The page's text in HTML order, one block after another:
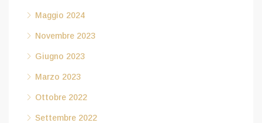
Maggio 2024
Novembre 2023
Giugno 2023
Marzo 2023
Ottobre 2022
Settembre 2022